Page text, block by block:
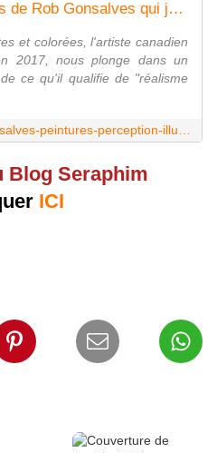
30 peintures fascinantes de Rob Gonsalves qui jouent avec votre perception
et colorées, l'artiste canadien
2017, nous plonge dans un
ce qu'il qualifie de "réalisme
Blog Seraphim
ICI